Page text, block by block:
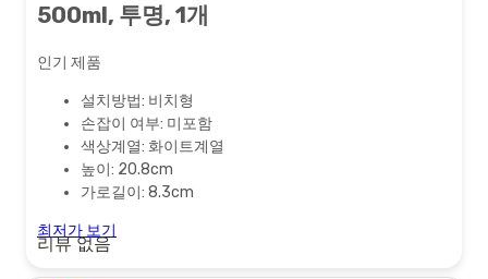
500ml, 투명, 1개
인기 제품
설치방법: 비치형
손잡이 여부: 미포함
색상계열: 화이트계열
높이: 20.8cm
가로길이: 8.3cm
최저가 보기
리뷰 없음